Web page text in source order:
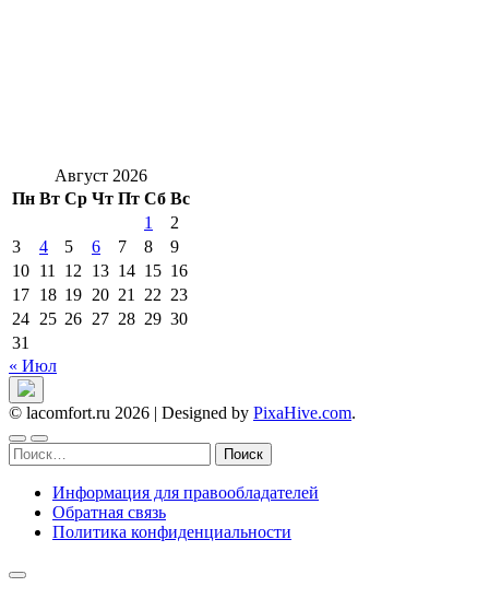
Август 2026
Пн Вт Ср Чт Пт Сб Вс
1
2
3
4 5 6 7 8
9
10 11 12 13 14 15 16
17 18 19 20 21 22 23
24 25 26 27 28 29 30
31
« Июл
© lacomfort.ru 2026 | Designed by PixaHive.com.
Найти:
Информация для правообладателей
Обратная связь
Политика конфиденциальности